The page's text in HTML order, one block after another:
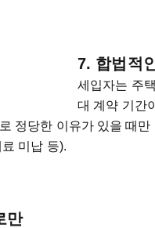
7. 합법적
세입자는 주
대 계약 기간
정당한 이유가 있을 때
미납 등).
만